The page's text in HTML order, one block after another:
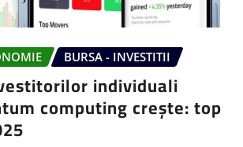
BURSA - INVESTITII
individuali
computing crește: top